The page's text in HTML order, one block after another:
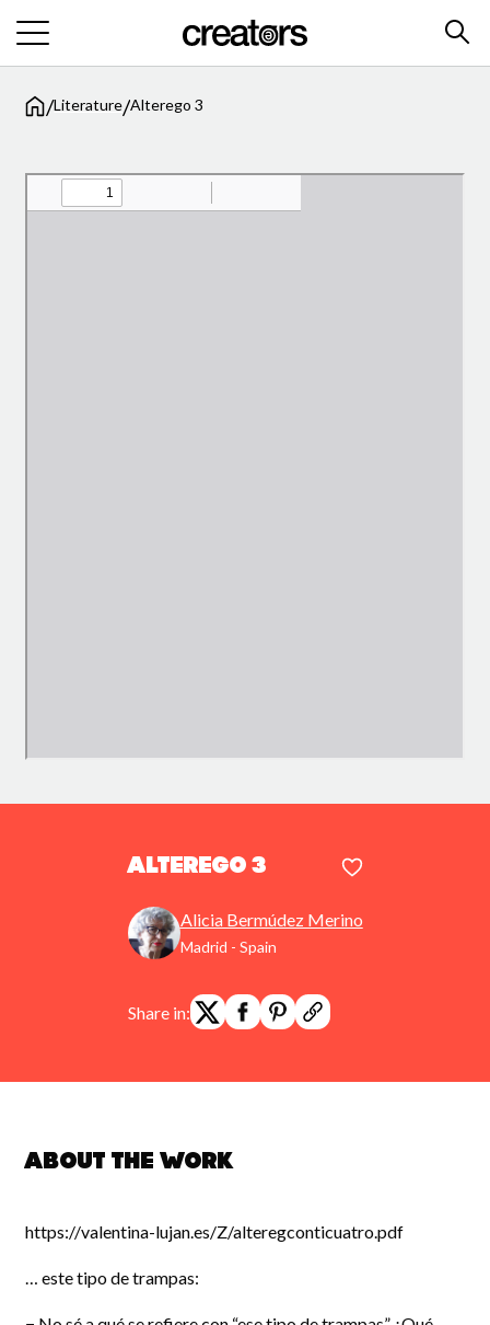
/Literature/Alterego 3
Alterego 3
Alicia Bermúdez Merino
Madrid - Spain
Share in:
About the work
https://valentina-lujan.es/Z/alteregconticuatro.pdf
… este tipo de trampas: